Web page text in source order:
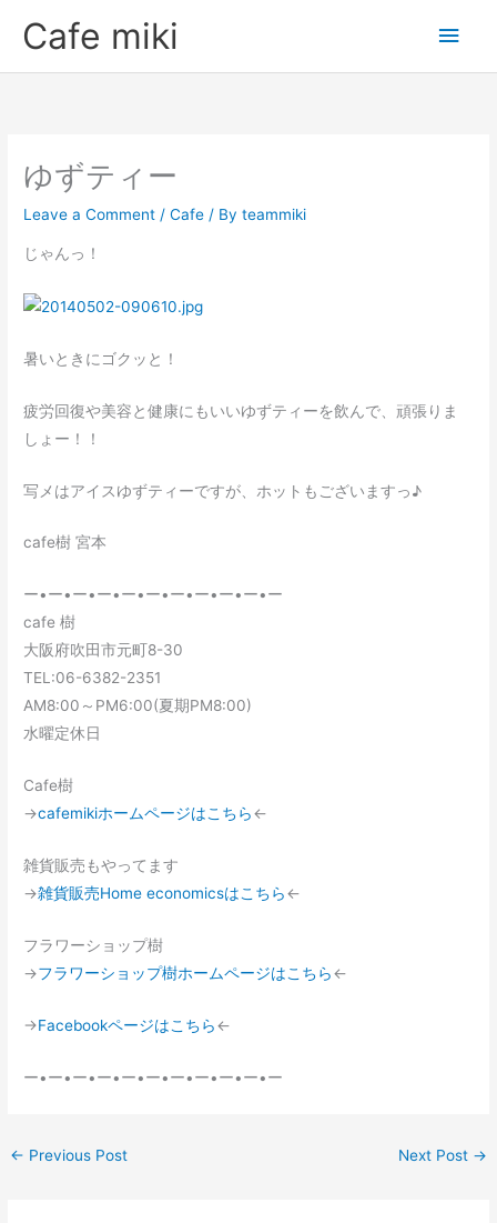
Cafe miki
Main
ゆずティー
Leave a Comment /Cafe / Byteammiki
じゃんっ！
暑いときにゴクッと！
疲労回復や美容と健康にもいいゆずティーを飲んで、頑張りま
しょー！！
写メはアイスゆずティーですが、ホットもございますっ♪
cafe樹 宮本
ー•ー•ー•ー•ー•ー•ー•ー•ー•ー•ー
cafe 樹
大阪府吹田市元町8-30
TEL:06-6382-2351
AM8:00～PM6:00(夏期PM8:00)
水曜定休日
Cafe樹
→cafemikiホームページはこちら←
雑貨販売もやってます
→雑貨販売Home economicsはこちら←
フラワーショップ樹
→フラワーショップ樹ホームページはこちら←
→Facebookページはこちら←
ー•ー•ー•ー•ー•ー•ー•ー•ー•ー•ー
← Previous Post Next Post →